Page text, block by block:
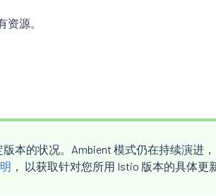
源。
本的状况。Ambient 模式仍在持续演进
， 以获取针对您所用 Istio 版本的具体更